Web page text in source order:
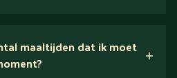
maaltijden dat ik moet